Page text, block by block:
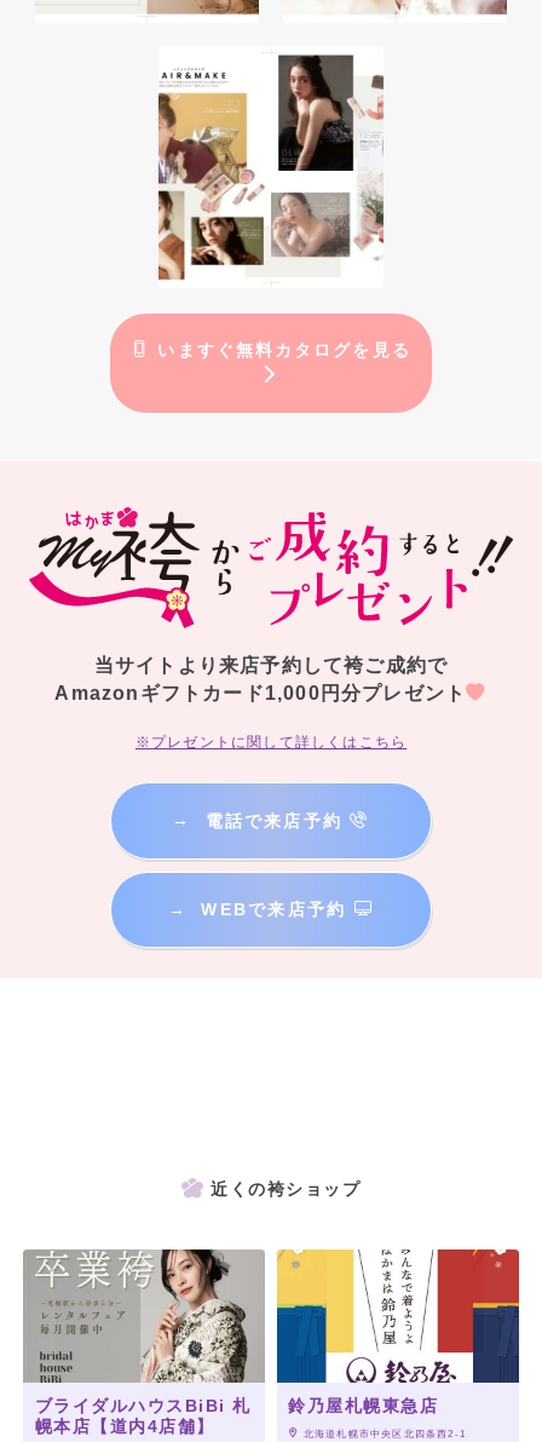
いますぐ無料カタログを見る
当サイトより来店予約して袴ご成約で
Amazonギフトカード1,000円分プレゼント
※プレゼントに関して詳しくはこちら
→ 電話で来店予約
→ WEBで来店予約
近くの袴ショップ
ブライダルハウスBiBi 札
幌本店【道内4店舗】
鈴乃屋札幌東急店
北海道札幌市中央区北四条西2-1